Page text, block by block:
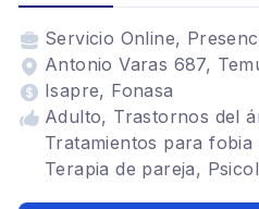
Servicio Online,
Antonio Varas 687,
Isapre, Fonasa
Adulto, Trastornos del
Tratamientos para
Terapia de pareja,